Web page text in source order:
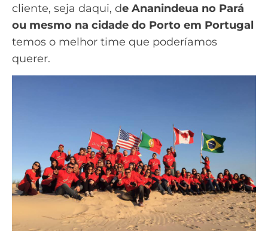
cliente, seja daqui, de Ananindeua no Pará
ou mesmo na cidade do Porto em Portugal
temos o melhor time que poderíamos
querer.